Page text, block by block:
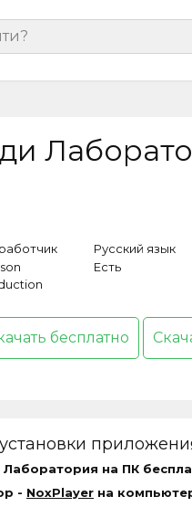
Русский язык
Есть
бесплатно
на ПК
- NoxPlayer на